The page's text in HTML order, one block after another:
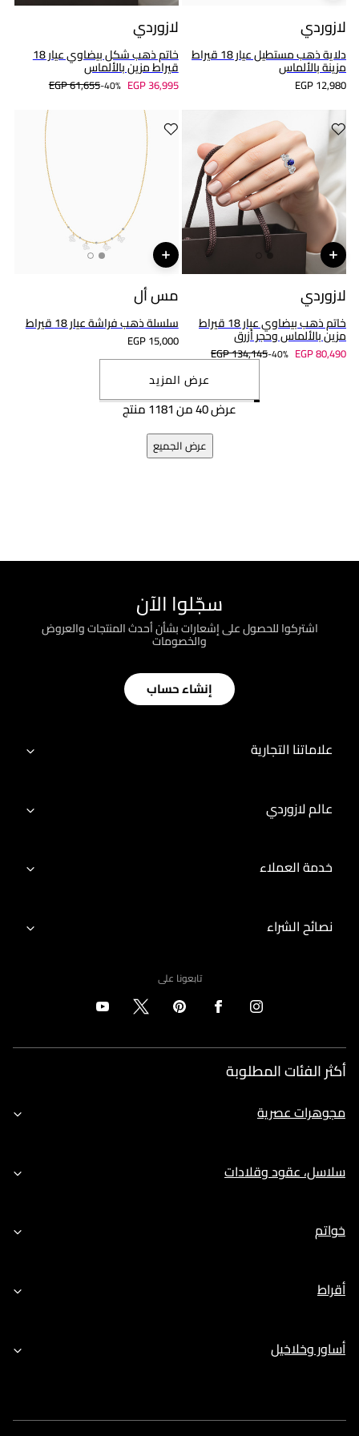
لازوردي
دلاية ذهب مستطيل عيار 18 قيراط
مزينة بالألماس
EGP 12,980
لازوردي
خاتم ذهب شكل بيضاوي عيار 18
قيراط مزين بالألماس
EGP 61,655 40%- EGP 36,995
لازوردي
خاتم ذهب بيضاوي عيار 18 قيراط
مزين بالألماس وحجر أزرق
EGP 134,145 40%- EGP 80,490
مس أل
سلسلة ذهب فراشة عيار 18 قيراط
EGP 15,000
عرض المزيد
عرض 40 من 1181 منتج
عرض الجميع
سجّلوا الآن
اشتركوا للحصول على إشعارات بشأن أحدث المنتجات والعروض
والخصومات
إنشاء حساب
علاماتنا التجارية
عالم لازوردي
خدمة العملاء
نصائح الشراء
تابعونا على
أكثر الفئات المطلوبة
مجوهرات عصرية
سلاسل، عقود وقلادات
خواتم
أقراط
أساور وخلاخيل